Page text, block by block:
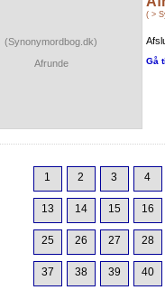
(Synonymordbog.dk)
Afrunde
( >
Gå
1 2 3 4
13 14 15 16
25 26 27 28
37 38 39 40